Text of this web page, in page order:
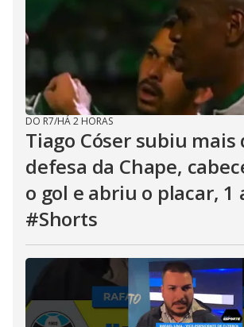
DO R7/HÁ 2 HORAS
Tiago Cóser subiu mais
defesa da Chape,
o gol e abriu o placar, 1
#Shorts